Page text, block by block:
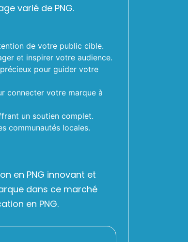
varié de PNG.
de votre public cible.
et inspirer votre audience.
pour guider votre
connecter votre marque à
un soutien complet.
communautés locales.
en PNG innovant et
dans ce marché
en PNG.